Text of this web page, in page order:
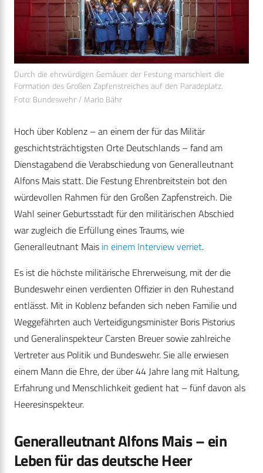
Durch die ehrwürdigen Gemäuer der Festung marschiert die
Formation des Großen Zapfenstreiches auf den Paradeplatz.
Foto: Bundeswehr / Mario Bähr
Hoch über Koblenz – an einem der für das Militär
geschichtsträchtigsten Orte Deutschlands – fand am
Dienstagabend die Verabschiedung von Generalleutnant
Alfons Mais statt. Die Festung Ehrenbreitstein bot den
würdevollen Rahmen für den Großen Zapfenstreich. Die
Wahl seiner Geburtsstadt für den militärischen Abschied
war zugleich die Erfüllung eines Traums, wie
Generalleutnant Mais in einem Interview verriet.
Es ist die höchste militärische Ehrerweisung, mit der die
Bundeswehr einen verdienten Offizier in den Ruhestand
entlässt. Mit in Koblenz befanden sich neben Familie und
Weggefährten auch Verteidigungsminister Boris Pistorius
und Generalinspekteur Carsten Breuer sowie zahlreiche
Vertreter aus Politik und Bundeswehr. Sie alle erwiesen
einem Mann die Ehre, der über 44 Jahre lang mit Haltung,
Erfahrung und Menschlichkeit gedient hat – fünf davon als
Heeresinspekteur.
Generalleutnant Alfons Mais – ein
Leben für das deutsche Heer